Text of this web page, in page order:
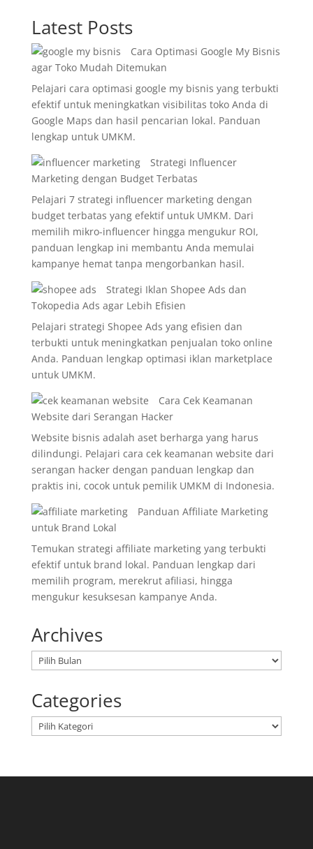
Latest Posts
Cara Optimasi Google My Bisnis
agar Toko Mudah Ditemukan
Pelajari cara optimasi google my bisnis yang terbukti
efektif untuk meningkatkan visibilitas toko Anda di
Google Maps dan hasil pencarian lokal. Panduan
lengkap untuk UMKM.
Strategi Influencer
Marketing dengan Budget Terbatas
Pelajari 7 strategi influencer marketing dengan
budget terbatas yang efektif untuk UMKM. Dari
memilih mikro-influencer hingga mengukur ROI,
panduan lengkap ini membantu Anda memulai
kampanye hemat tanpa mengorbankan hasil.
Strategi Iklan Shopee Ads dan
Tokopedia Ads agar Lebih Efisien
Pelajari strategi Shopee Ads yang efisien dan
terbukti untuk meningkatkan penjualan toko online
Anda. Panduan lengkap optimasi iklan marketplace
untuk UMKM.
Cara Cek Keamanan
Website dari Serangan Hacker
Website bisnis adalah aset berharga yang harus
dilindungi. Pelajari cara cek keamanan website dari
serangan hacker dengan panduan lengkap dan
praktis ini, cocok untuk pemilik UMKM di Indonesia.
Panduan Affiliate Marketing
untuk Brand Lokal
Temukan strategi affiliate marketing yang terbukti
efektif untuk brand lokal. Panduan lengkap dari
memilih program, merekrut afiliasi, hingga
mengukur kesuksesan kampanye Anda.
Archives
Arsip
Categories
Kategori